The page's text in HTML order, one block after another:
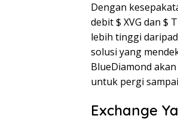
Dengan
debit $ XVG dan $
lebih tinggi
solusi yang
BlueDiamond
untuk pergi
Exchange